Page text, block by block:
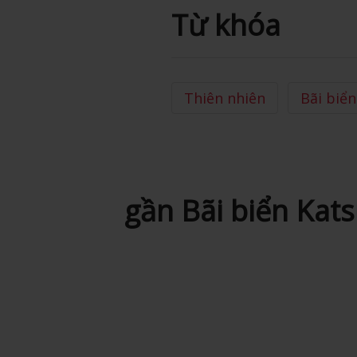
Từ khóa
Thiên nhiên Bãi biển
gần Bãi biển